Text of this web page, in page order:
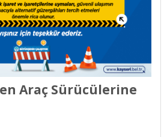
Araç Sürücülerine